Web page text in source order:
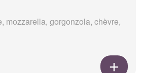
mozzarella, gorgonzola, chèvre,